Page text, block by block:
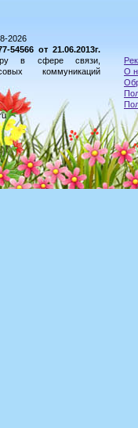
2026
от 21.06.2013г.
в сфере связи,
коммуникаций
О